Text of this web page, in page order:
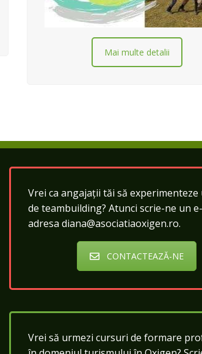
Mai multe detalii
Vrei ca angajații tăi să
de teambuilding? Atunci scrie-ne un
adresa diana@asociatiaoxigen.ro.
CONTACTEAZĂ-NE
Vrei să urmezi cursuri de formare